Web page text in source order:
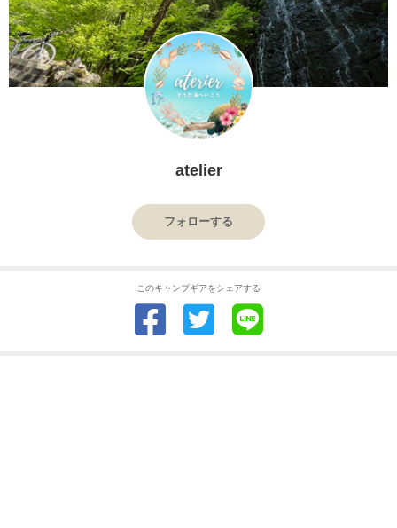
atelier
フォローする
このキャンプギアをシェアする